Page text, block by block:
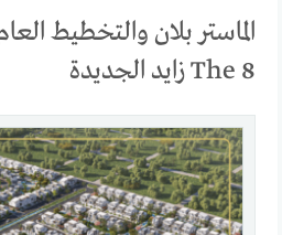
The 8 زايد الجديدة